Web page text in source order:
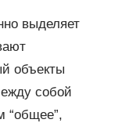
выделяет
объекты
собой
“общее”,